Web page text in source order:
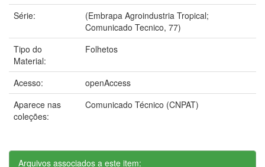
Série:
(Embrapa Agroindustria Tropical;
Comunicado Tecnico, 77)
Tipo do
Material:
Folhetos
Acesso:
openAccess
Aparece nas
coleções:
Comunicado Técnico (CNPAT)
Arquivos associados a este item: